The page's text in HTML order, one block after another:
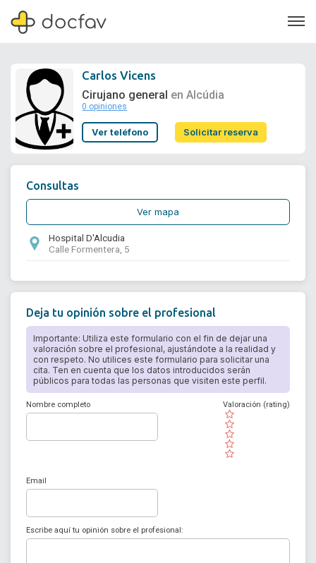
Soporte
Carlos Vicens
Cirujano general en Alcúdia
0 opiniones
Ver teléfono Solicitar reserva
Consultas
Ver mapa
Hospital D'Alcudia
Calle Formentera, 5
Deja tu opinión sobre el profesional
Importante: Utiliza este formulario con el fin de dejar una
valoración sobre el profesional, ajustándote a la realidad y
con respeto. No utilices este formulario para solicitar una
cita. Ten en cuenta que los datos introducidos serán
públicos para todas las personas que visiten este perfil.
Nombre completo
( )
( )
( )
( )
( )
Valoración (rating)
Email
Escribe aquí tu opinión sobre el profesional: